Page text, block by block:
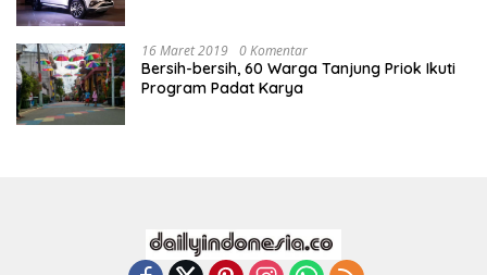
16 Maret 2019 0 Komentar
Bersih-bersih, 60 Warga Tanjung Priok Ikuti
Program Padat Karya